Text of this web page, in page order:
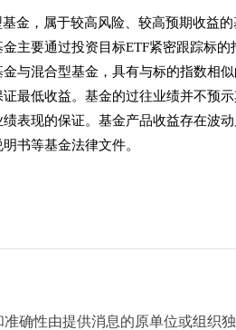
金，属于较高风险、较高预期收益
主要通过投资目标ETF紧密跟踪标
与混合型基金，具有与标的指数相
最低收益。基金的过往业绩并不预
表现的保证。基金产品收益存在波
书等基金法律文件。
确性由提供消息的原单位或组织